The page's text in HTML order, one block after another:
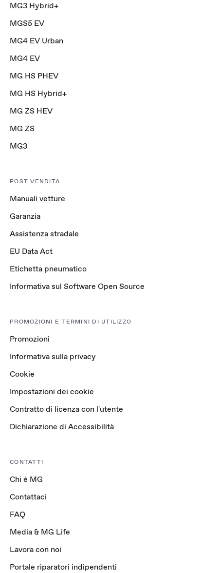
MG3 Hybrid+
MGS5 EV
MG4 EV Urban
MG4 EV
MG HS PHEV
MG HS Hybrid+
MG ZS HEV
MG ZS
MG3
POST VENDITA
Manuali vetture
Garanzia
Assistenza stradale
EU Data Act
Etichetta pneumatico
Informativa sul Software Open Source
PROMOZIONI E TERMINI DI UTILIZZO
Promozioni
Informativa sulla privacy
Cookie
Impostazioni dei cookie
Contratto di licenza con l'utente
Dichiarazione di Accessibilità
CONTATTI
Chi è MG
Contattaci
FAQ
Media & MG Life
Lavora con noi
Portale riparatori indipendenti